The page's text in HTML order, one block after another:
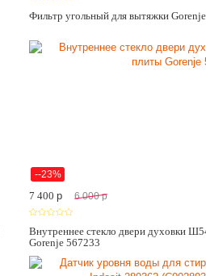
Фильтр угольный для вытяжки
--23%
7 400p 6 000 p
Внутреннее стекло двери духовки
Gorenje 567233